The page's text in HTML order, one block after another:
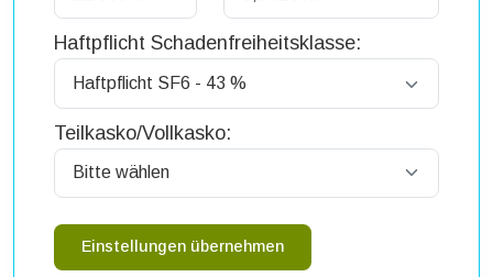
Haftpflicht Schadenfreiheitsklasse:
Teilkasko/Vollkasko:
Einstellungen übernehmen